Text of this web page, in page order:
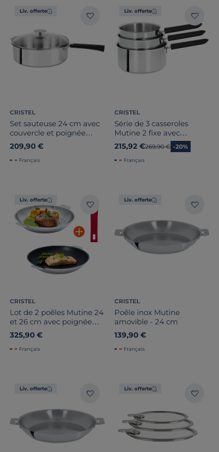
Liv. offerte
CRISTEL
Set sauteuse 24 cm avec
couvercle et poignée
noire Mutine Amovible
209,90 €
Français
Liv. offerte
CRISTEL
Série de 3 casseroles
Mutine 2 fixe avec
poignée Bakelite noire
215,92 €Ancien prix
269,90 € -20%
Français
Liv. offerte
CRISTEL
Lot de 2 poêles Mutine 24
et 26 cm avec poignée
framboise
325,90 €
Français
Liv. offerte
CRISTEL
Poêle inox Mutine
amovible - 24 cm
139,90 €
Français
Liv. offerte Liv. offerte